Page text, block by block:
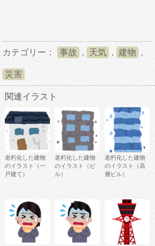
カテゴリー： 事故 , 天気 , 建物 ,
災害
関連イラスト
老朽化した建物
のイラスト（一
戸建て）
老朽化した建物
のイラスト（ビ
ル）
老朽化した建物
のイラスト（高
層ビル）